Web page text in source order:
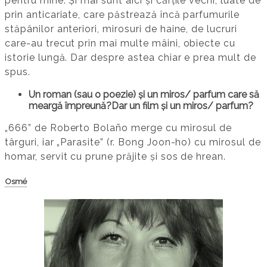
prin anticariate, care păstrează încă parfumurile
stăpânilor anteriori, mirosuri de haine, de lucruri
care-au trecut prin mai multe mâini, obiecte cu
istorie lungă. Dar despre astea chiar e prea mult de
spus.
Un roman (sau o poezie) și un miros/ parfum care să
meargă împreună?Dar un film și un miros/ parfum?
„666” de Roberto Bolaño merge cu mirosul de
târguri, iar „Parasite” (r. Bong Joon-ho) cu mirosul de
homar, servit cu prune prăjite și sos de hrean.
Osmé